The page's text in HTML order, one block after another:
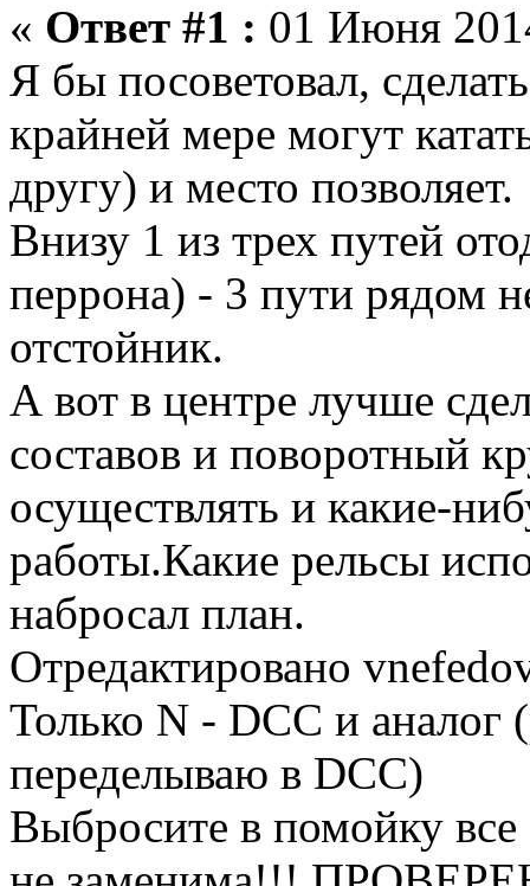
« Ответ #1 : 01 Июня
Я бы посоветовал,
крайней мере могут
другу) и место позволяет.
Внизу 1 из трех путей
перрона) - 3 пути рядом
отстойник.
А вот в центре лучше
составов и поворотный
осуществлять и какие-
работы.Какие рельсы
набросал план.
Отредактировано
Только N - DCC и аналог
переделываю в DCC)
Выбросите в помойку